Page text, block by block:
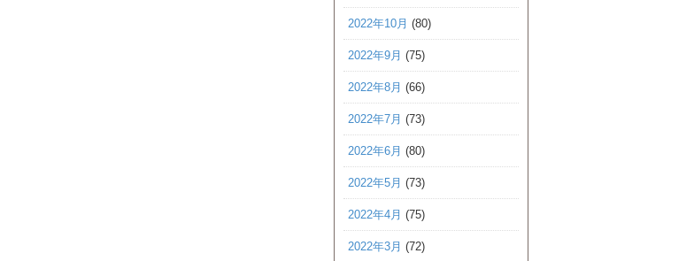
2022年10月 (80)
2022年9月 (75)
2022年8月 (66)
2022年7月 (73)
2022年6月 (80)
2022年5月 (73)
2022年4月 (75)
2022年3月 (72)